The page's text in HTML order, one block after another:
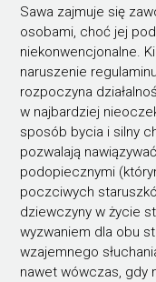
Sawa zajmuje się
osobami, choć jej
niekonwencjonalne.
naruszenie
rozpoczyna
w najbardziej
sposób bycia i silny
pozwalają
podopiecznymi
poczciwych
dziewczyny w życie
wyzwaniem dla obu
wzajemnego
nawet wówczas, gdy